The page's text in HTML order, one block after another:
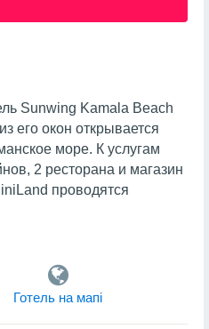
Sunwing Kamala Beach
его окон открывается
море. К услугам
2 ресторана и магазин
проводятся
Готель на мапi